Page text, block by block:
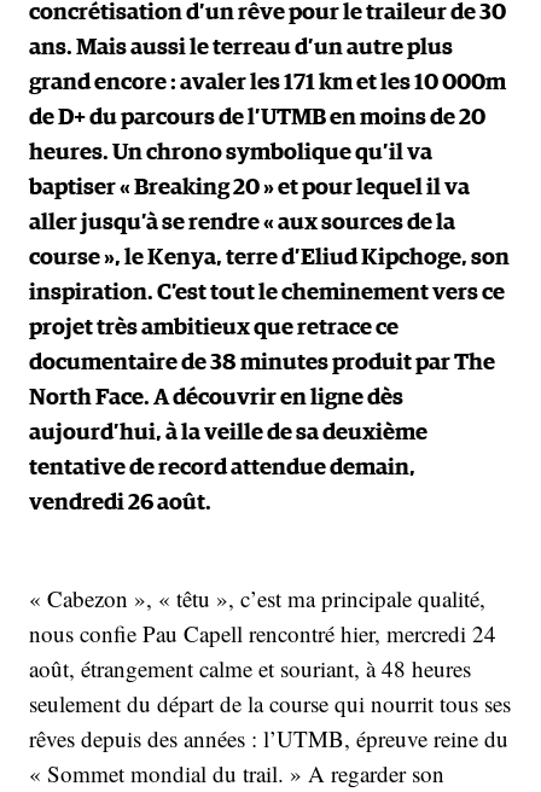
concrétisation d’un rêve pour le traileur de 30
ans. Mais aussi le terreau d’un autre plus
grand encore : avaler les 171 km et les 10 000m
de D+ du parcours de l’UTMB en moins de 20
heures. Un chrono symbolique qu’il va
baptiser « Breaking 20 » et pour lequel il va
aller jusqu’à se rendre « aux sources de la
course », le Kenya, terre d’Eliud Kipchoge, son
inspiration. C’est tout le cheminement vers ce
projet très ambitieux que retrace ce
documentaire de 38 minutes produit par The
North Face. A découvrir en ligne dès
aujourd’hui, à la veille de sa deuxième
tentative de record attendue demain,
vendredi 26 août.
« Cabezon », « têtu », c’est ma principale qualité,
nous confie Pau Capell rencontré hier, mercredi 24
août, étrangement calme et souriant, à 48 heures
seulement du départ de la course qui nourrit tous ses
rêves depuis des années : l’UTMB, épreuve reine du
« Sommet mondial du trail. » A regarder son